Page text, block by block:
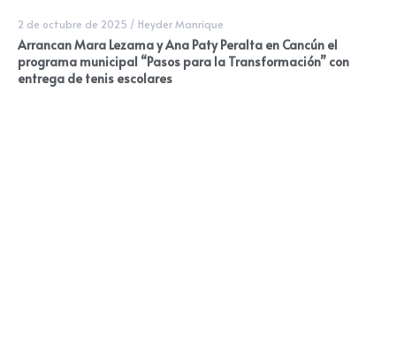
2 de octubre de 2025 / Heyder Manrique
Arrancan Mara Lezama y Ana Paty Peralta en Cancún el
programa municipal “Pasos para la Transformación” con
entrega de tenis escolares